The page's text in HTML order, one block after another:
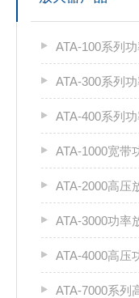
ATA-100系列
ATA-300系列
ATA-400系列
ATA-1000宽带
ATA-2000高压
ATA-3000功率
ATA-4000高压
ATA-7000系列